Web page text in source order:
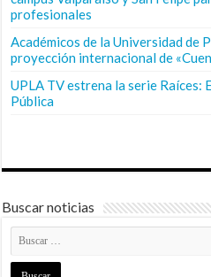
profesionales
Académicos de la Universidad de
proyección internacional de
UPLA TV estrena la serie Raíces:
Pública
Buscar noticias